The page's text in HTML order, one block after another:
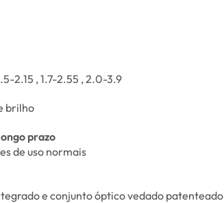
2.15 , 1.7-2.55 , 2.0-3.9
brilho
prazo
de uso normais
e conjunto óptico vedado patenteado